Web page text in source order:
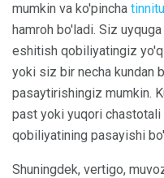
mumkin va ko'pincha
hamroh bo'ladi. Siz
eshitish qobiliyatingiz
yoki siz bir necha kundan
pasaytirishingiz mumkin.
past yoki yuqori chastotali
qobiliyatining pasayishi
Shuningdek, vertigo,